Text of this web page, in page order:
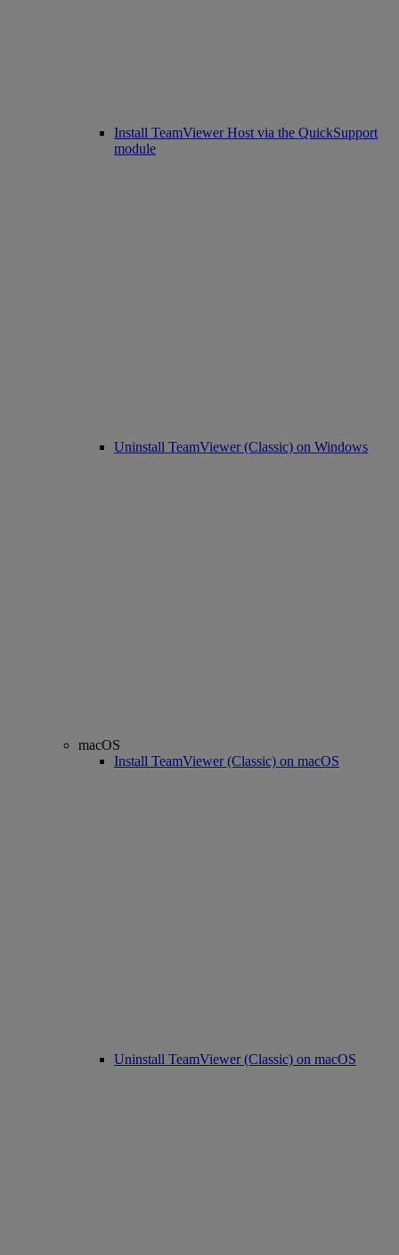
Install TeamViewer Host via the QuickSupport
module
Uninstall TeamViewer (Classic) on Windows
macOS
Install TeamViewer (Classic) on macOS
Uninstall TeamViewer (Classic) on macOS